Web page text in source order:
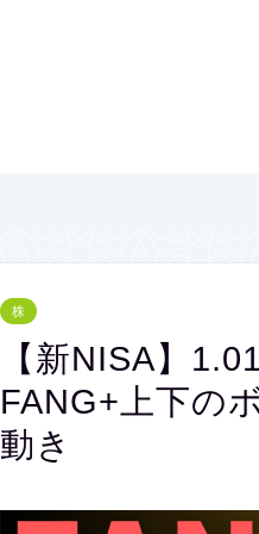
株
【新NISA】
FANG+上下の
動き